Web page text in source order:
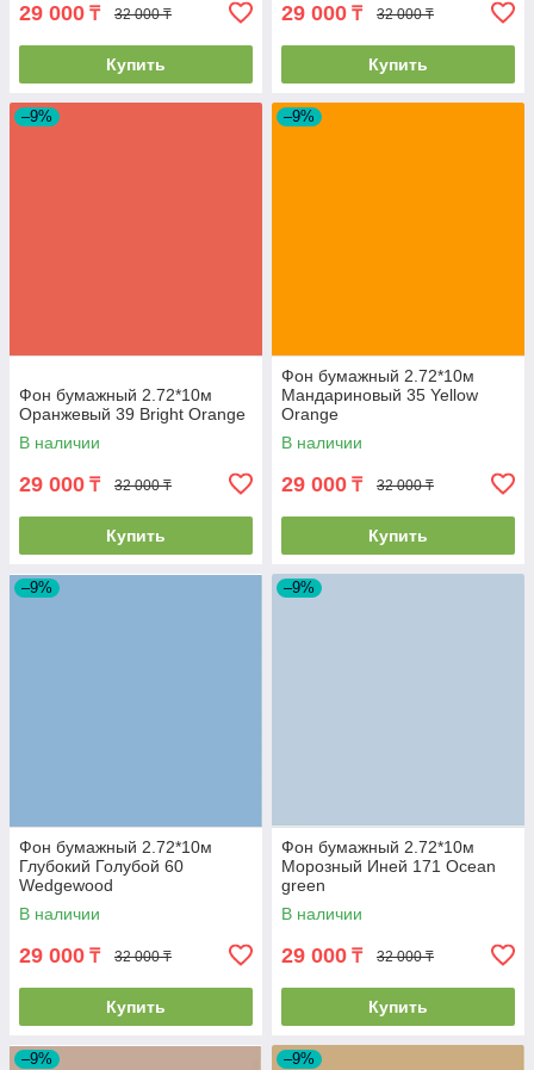
29 000 ₸ 32 000 ₸
Купить
29 000 ₸ 32 000 ₸
Купить
–9%
Фон бумажный 2.72*10м
Оранжевый 39 Bright Orange
В наличии
29 000 ₸ 32 000 ₸
Купить
–9%
Фон бумажный 2.72*10м
Мандариновый 35 Yellow
Orange
В наличии
29 000 ₸ 32 000 ₸
Купить
–9%
Фон бумажный 2.72*10м
Глубокий Голубой 60
Wedgewood
В наличии
29 000 ₸ 32 000 ₸
Купить
–9%
Фон бумажный 2.72*10м
Морозный Иней 171 Ocean
green
В наличии
29 000 ₸ 32 000 ₸
Купить
–9% –9%